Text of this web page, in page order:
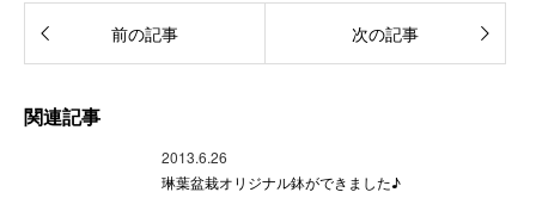
前の記事 次の記事
関連記事
2013.6.26
琳葉盆栽オリジナル鉢ができました♪